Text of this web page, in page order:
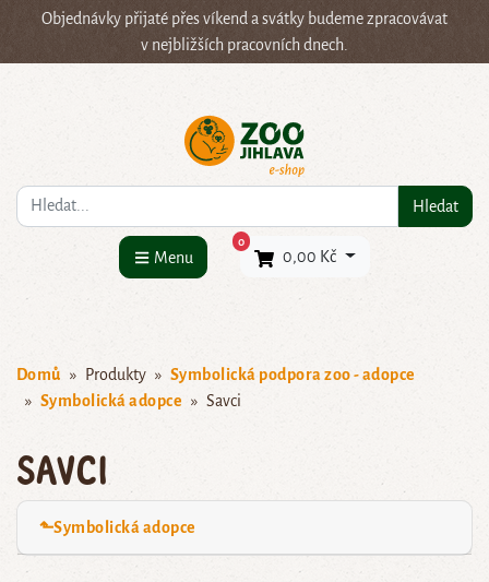
Objednávky přijaté přes víkend a svátky budeme zpracovávat
v nejbližších pracovních dnech.
Co hledáte? Hledat
Menu
0×
0,00 Kč
Domů Produkty
Symbolická podpora zoo - adopce
Symbolická adopce
Savci
Savci
⬑Symbolická adopce